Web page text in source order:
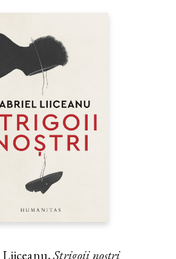
Liiceanu,Strigoii noștri